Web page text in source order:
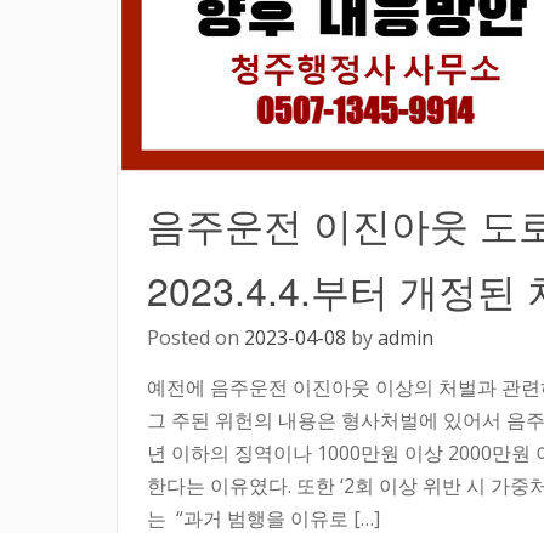
음주운전 이진아웃 도
2023.4.4.부터 개정된
Posted on 2023-04-08 byadmin
예전에 음주운전 이진아웃 이상의 처벌과 관
그 주된 위헌의 내용은 형사처벌에 있어서 음
년 이하의 징역이나 1000만원 이상 2000만
한다는 이유였다. 또한 ‘2회 이상 위반 시 가
는 “과거 범행을 이유로 […]